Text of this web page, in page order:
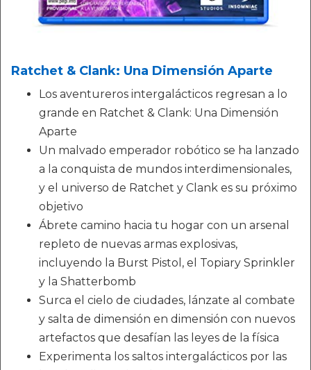
Ratchet & Clank: Una Dimensión Aparte
Los aventureros intergalácticos regresan a lo
grande en Ratchet & Clank: Una Dimensión
Aparte
Un malvado emperador robótico se ha lanzado
a la conquista de mundos interdimensionales,
y el universo de Ratchet y Clank es su próximo
objetivo
Ábrete camino hacia tu hogar con un arsenal
repleto de nuevas armas explosivas,
incluyendo la Burst Pistol, el Topiary Sprinkler
y la Shatterbomb
Surca el cielo de ciudades, lánzate al combate
y salta de dimensión en dimensión con nuevos
artefactos que desafían las leyes de la física
Experimenta los saltos intergalácticos por las